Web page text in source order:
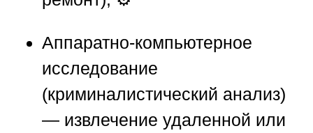
Аппаратно-компьютерное
исследование
(криминалистический анализ)
— извлечение удаленной или